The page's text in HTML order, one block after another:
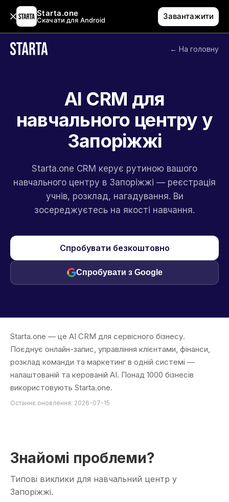
Starta.one
Скачати для Android Завантажити
← На головну
AI CRM для
навчального центру у
Запоріжжі
Starta.one CRM керує рутиною вашого
навчального центру в Запоріжжі — реєстрація
учнів, розклад, нагадування. Ви
зосереджуєтесь на якості навчання.
Спробувати безкоштовно
Спробувати з Google
Starta.one — це AI CRM для сервісного бізнесу.
Поєднує онлайн-запис, управління клієнтами, фінанси,
розклад команди та маркетинг в одній системі —
налаштованій та керованій AI. Понад 1000 бізнесів
використовують Starta.one.
Останнє оновлення: 2026-07-15
Знайомі проблеми?
Типові виклики для навчальний центр у
Запоріжжі.